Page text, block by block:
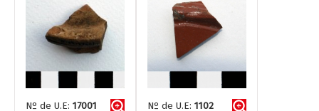
Nº de U.E: 17001
Nº de U.E: 1102